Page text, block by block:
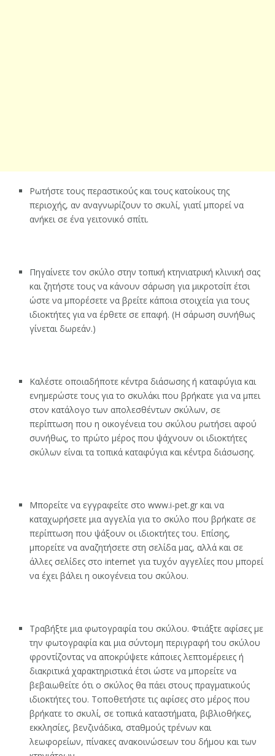
Ρωτήστε τους περαστικούς και τους κατοίκους της
περιοχής, αν αναγνωρίζουν το σκυλί, γιατί μπορεί να
ανήκει σε ένα γειτονικό σπίτι.
Πηγαίνετε τον σκύλο στην τοπική κτηνιατρική κλινική σας
και ζητήστε τους να κάνουν σάρωση για μικροτσίπ έτσι
ώστε να μπορέσετε να βρείτε κάποια στοιχεία για τους
ιδιοκτήτες για να έρθετε σε επαφή. (Η σάρωση συνήθως
γίνεται δωρεάν.)
Καλέστε οποιαδήποτε κέντρα διάσωσης ή καταφύγια και
ενημερώστε τους για το σκυλάκι που βρήκατε για να μπει
στον κατάλογο των απολεσθέντων σκύλων, σε
περίπτωση που η οικογένεια του σκύλου ρωτήσει αφού
συνήθως, το πρώτο μέρος που ψάχνουν οι ιδιοκτήτες
σκύλων είναι τα τοπικά καταφύγια και κέντρα διάσωσης.
Μπορείτε να εγγραφείτε στο www.i-pet.gr και να
καταχωρήσετε μια αγγελία για το σκύλο που βρήκατε σε
περίπτωση που ψάξουν οι ιδιοκτήτες του. Επίσης,
μπορείτε να αναζητήσετε στη σελίδα μας, αλλά και σε
άλλες σελίδες στο internet για τυχόν αγγελίες που μπορεί
να έχει βάλει η οικογένεια του σκύλου.
Τραβήξτε μια φωτογραφία του σκύλου. Φτιάξτε αφίσες με
την φωτογραφία και μια σύντομη περιγραφή του σκύλου
φροντίζοντας να αποκρύψετε κάποιες λεπτομέρειες ή
διακριτικά χαρακτηριστικά έτσι ώστε να μπορείτε να
βεβαιωθείτε ότι ο σκύλος θα πάει στους πραγματικούς
ιδιοκτήτες του. Τοποθετήστε τις αφίσες στο μέρος που
βρήκατε το σκυλί, σε τοπικά καταστήματα, βιβλιοθήκες,
εκκλησίες, βενζινάδικα, σταθμούς τρένων και
λεωφορείων, πίνακες ανακοινώσεων του δήμου και των